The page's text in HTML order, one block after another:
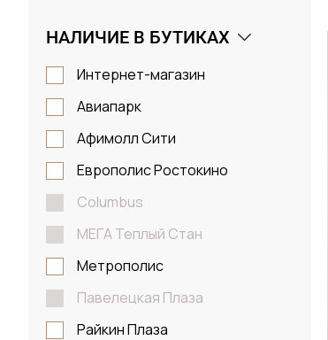
S
M
L
XL
2XL
НАЛИЧИЕ В БУТИКАХ
Интернет-магазин
Авиапарк
Афимолл Сити
Европолис Ростокино
Columbus
МЕГА Теплый Стан
Метрополис
Павелецкая Плаза
Райкин Плаза